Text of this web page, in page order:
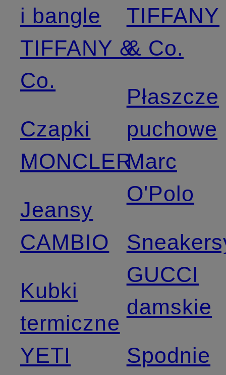
i bangle
TIFFANY &
Co.
Czapki
MONCLER
Jeansy
CAMBIO
Kubki
termiczne
YETI
TIFFANY
& Co.
Płaszcze
puchowe
Marc
O'Polo
GUCCI
damskie
Spodnie